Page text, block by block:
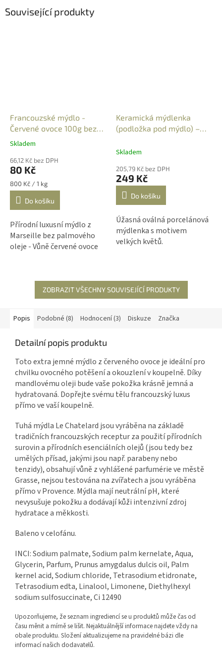
Související produkty
Francouzské mýdlo -
Červené ovoce 100g bez
palmového oleje
Průměrné
produktu
je
5,0
z
hvězdiček.
Skladem
66,12 Kč bez DPH
80 Kč
Měrná
cena:
800 Kč / 1 kg
Do košíku
Přírodní luxusní mýdlo z
Marseille bez palmového
oleje - Vůně červené ovoce
Keramická mýdlenka
(podložka pod mýdlo) –
Skladem
205,79 Kč bez DPH
249 Kč
Do košíku
Úžasná oválná porcelánová
mýdlenka s motivem
velkých květů.
ZOBRAZIT VŠECHNY SOUVISEJÍCÍ PRODUKTY
Popis Podobné (8) Hodnocení (3) Diskuze Značka
Detailní popis produktu
Toto extra jemné mýdlo z červeného ovoce je ideální pro
chvilku ovocného potěšení a okouzlení v koupelně. Díky
mandlovému oleji bude vaše pokožka krásně jemná a
hydratovaná. Dopřejte svému tělu francouzský luxus
přímo ve vaší koupelně.
Tuhá mýdla Le Chatelard jsou vyráběna na základě
tradičních francouzských receptur za použití přírodních
surovin a přírodních esenciálních olejů (jsou tedy bez
umělých přísad, jakými jsou např. parabeny nebo
tenzidy), obsahují vůně z vyhlášené parfumérie ve městě
Grasse, nejsou testována na zvířatech a jsou vyráběna
přímo v Provence. Mýdla mají neutrální pH, které
nevysušuje pokožku a dodávají kůži intenzivní zdroj
hydratace a měkkosti.
Baleno v celofánu.
INCI: Sodium palmate, Sodium palm kernelate, Aqua,
Glycerin, Parfum, Prunus amygdalus dulcis oil, Palm
kernel acid, Sodium chloride, Tetrasodium etidronate,
Tetrasodium edta, Linalool, Limonene, Diethylhexyl
sodium sulfosuccinate, Ci 12490
Upozorňujeme, že seznam ingrediencí se u produktů může čas od
času měnit a mírně se lišit. Nejaktuálnější informace najdete vždy na
obale produktu. Složení aktualizujeme na pravidelné bázi dle
informací našich dodavatelů.